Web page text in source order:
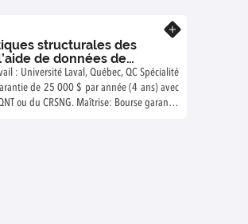
structurales des
de données de
: Université Laval, Québec, QC Spécialité